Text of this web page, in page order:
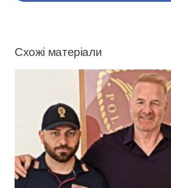
Схожі матеріали